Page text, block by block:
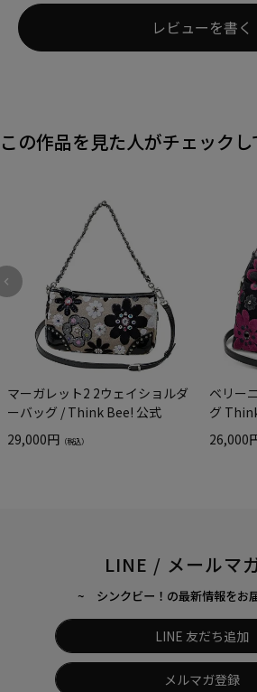
レビューを書く
この作品を見た人がチェック
マーガレット2 2ウェイショルダ
ーバッグ / Think Bee! 公式
29,000円 （税込）
ベリー
グ
26,000
LINE / メールマ
~ シンクビー！の最新情報をお
LINE 友だち追加
メルマガ登録